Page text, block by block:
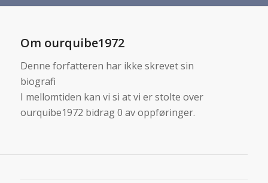
Om ourquibe1972
Denne forfatteren har ikke skrevet sin
biografi
I mellomtiden kan vi si at vi er stolte over
ourquibe1972 bidrag 0 av oppføringer.